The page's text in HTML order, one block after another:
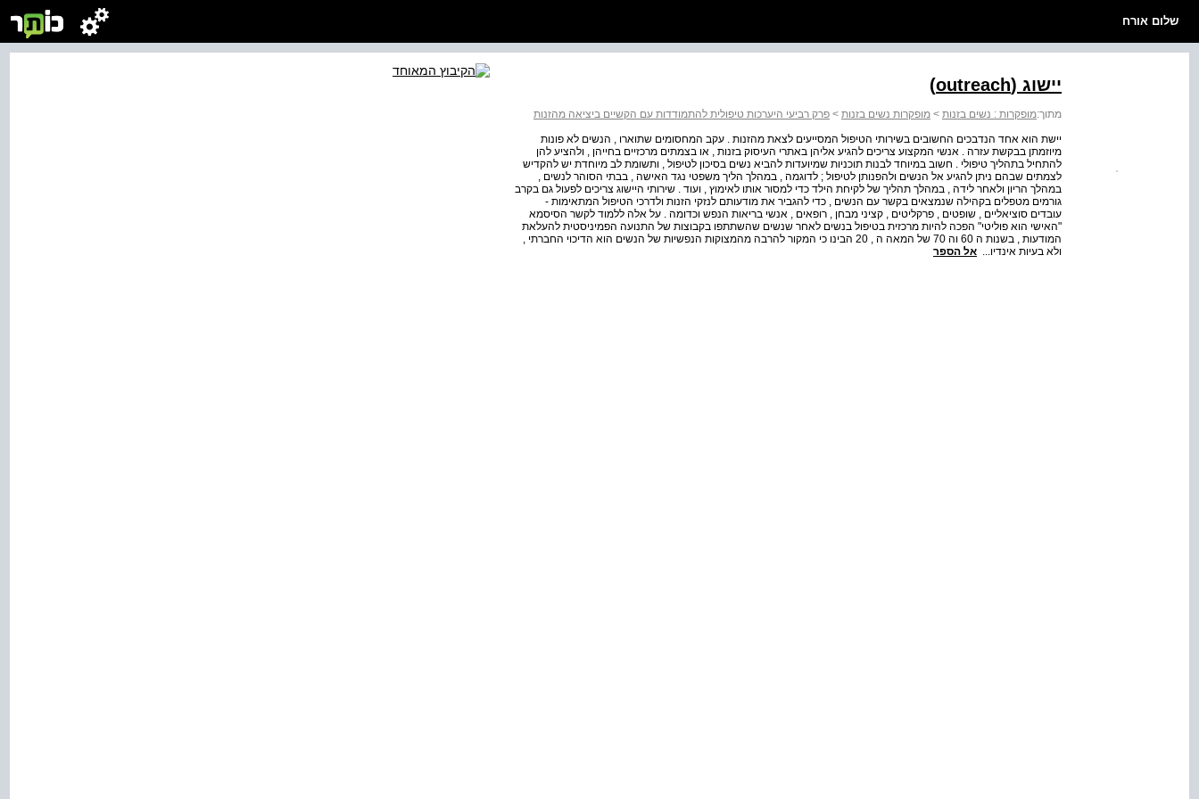
שלום אורח
יישוג (outreach)
מתוך:מופקרות : נשים בזנות > מופקרות נשים בזנות > פרק רביעי היערכות טיפולית להתמודדות עם הקשיים ביציאה מהזנות
יישת הוא אחד הנדבכים החשובים בשירותי הטיפול המסייעים לצאת מהזנות . עקב המחסומים שתוארו , הנשים לא פונות
מיוזמתן בבקשת עזרה . אנשי המקצוע צריכים להגיע אליהן באתרי העיסוק בזנות , או בצמתים מרכזיים בחייהן , ולהציע להן
להתחיל בתהליך טיפולי . חשוב במיוחד לבנות תוכניות שמיועדות להביא נשים בסיכון לטיפול , ותשומת לב מיוחדת יש להקדיש
לצמתים שבהם ניתן להגיע אל הנשים ולהפנותן לטיפול ; לדוגמה , במהלך הליך משפטי נגד האישה , בבתי הסוהר לנשים ,
במהלך הריון ולאחר לידה , במהלך תהליך של לקיחת הילד כדי למסור אותו לאימוץ , ועוד . שירותי היישוג צריכים לפעול גם בקרב
גורמים מטפלים בקהילה שנמצאים בקשר עם הנשים , כדי להגביר את מודעותם לנזקי הזנות ולדרכי הטיפול המתאימות -
עובדים סוציאליים , שופטים , פרקליטים , קציני מבחן , רופאים , אנשי בריאות הנפש וכדומה . על אלה ללמוד לקשר הסיסמא
"האישי הוא פוליטי" הפכה להיות מרכזית בטיפול בנשים לאחר שנשים שהשתתפו בקבוצות של התנועה הפמיניסטית להעלאת
המודעות , בשנות ה 60 וה 70 של המאה ה , 20 הבינו כי המקור להרבה מהמצוקות הנפשיות של הנשים הוא הדיכוי החברתי ,
ולא בעיות אינדיו... אל הספר